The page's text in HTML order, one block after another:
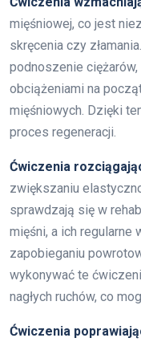
mięśniowej, co jest
skręcenia czy
podnoszenie
obciążeniami na
mięśniowych. Dzięki
proces regeneracji.
Ćwiczenia
zwiększaniu
sprawdzają się w
mięśni, a ich regularne
zapobieganiu
wykonywać te
nagłych ruchów, co
Ćwiczenia